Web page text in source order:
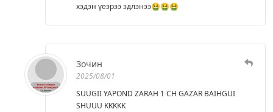
хэдэн үеэрээ эдлэнээ🤮🤮🤮
Зочин
2025/08/01
SUUGII YAPOND ZARAH 1 CH GAZAR BAIHGUI
SHUUU KKKKK